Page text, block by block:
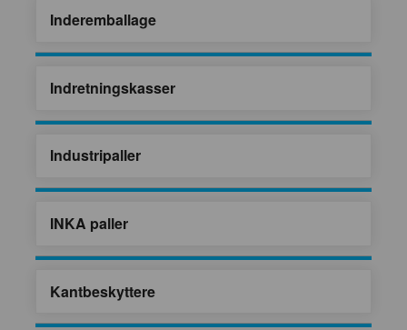
Inderemballage
Indretningskasser
Industripaller
INKA paller
Kantbeskyttere